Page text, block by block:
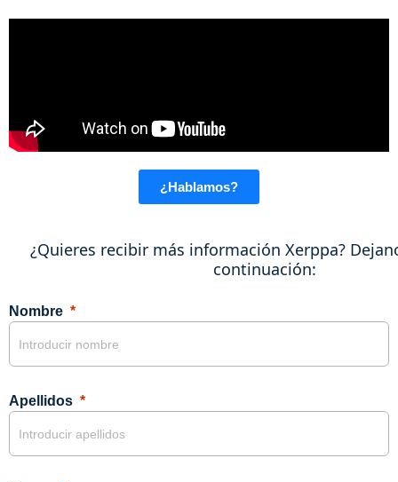
¿Hablamos?
¿Quieres recibir más información Xerppa?
continuación:
Nombre
Apellidos